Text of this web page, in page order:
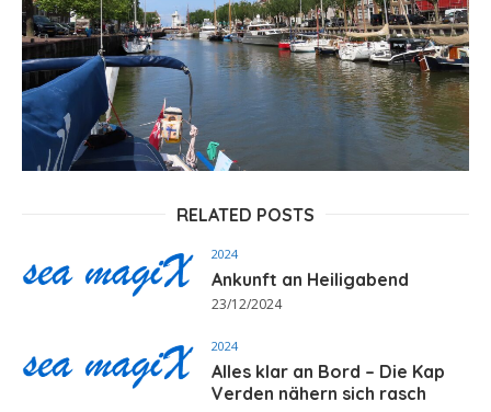
RELATED POSTS
2024
Ankunft an Heiligabend
23/12/2024
2024
Alles klar an Bord – Die Kap
Verden nähern sich rasch